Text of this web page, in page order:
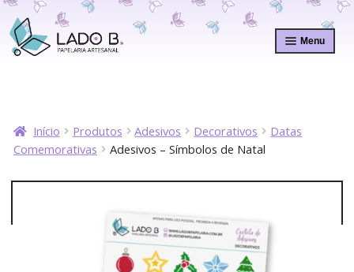
Pular
para
navegação
Pular
para
o
Menu
Início Produtos Adesivos Decorativos
Datas
Comemorativas
Adesivos – Símbolos de Natal